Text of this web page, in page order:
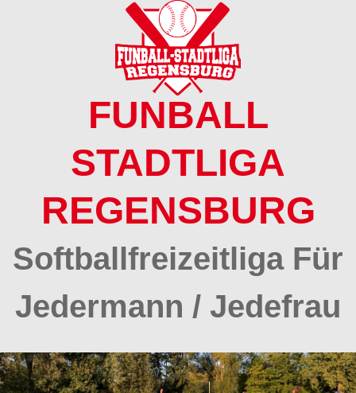
FUNBALL
STADTLIGA
REGENSBURG
Softballfreizeitliga Für
Jedermann / Jedefrau